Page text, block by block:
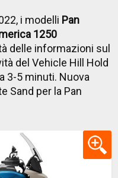
i modelli Pan
1250
delle informazioni sul
del Vehicle Hill Hold
3-5 minuti. Nuova
Sand per la Pan